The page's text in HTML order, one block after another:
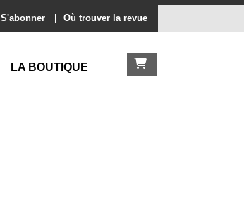
S'abonner Où trouver la revue
LA BOUTIQUE